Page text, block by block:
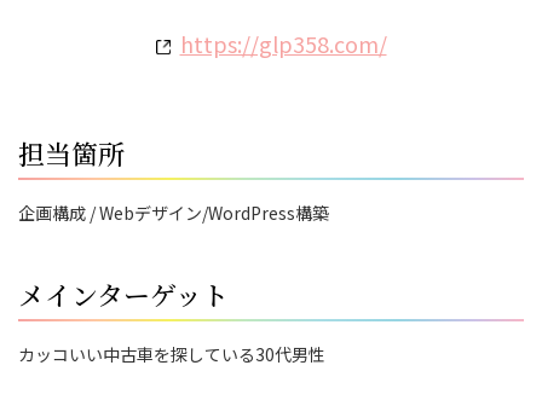
https://glp358.com/
担当箇所
企画構成 / Webデザイン/WordPress構築
メインターゲット
カッコいい中古車を探している30代男性